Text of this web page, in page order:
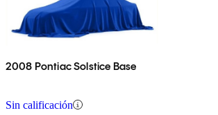
2008 Pontiac Solstice Base
Sin calificación